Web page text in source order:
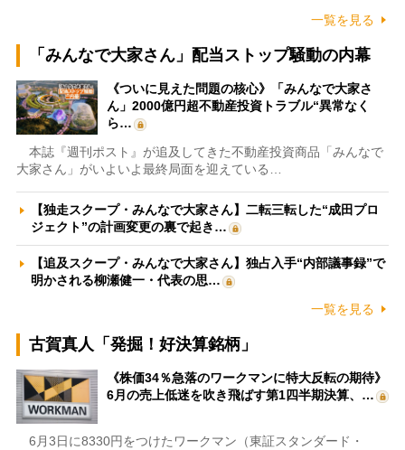
一覧を見る
「みんなで大家さん」配当ストップ騒動の内幕
《ついに見えた問題の核心》「みんなで大家さ
ん」2000億円超不動産投資トラブル“異常なく
ら…
本誌『週刊ポスト』が追及してきた不動産投資商品「みんなで
大家さん」がいよいよ最終局面を迎えている…
【独走スクープ・みんなで大家さん】二転三転した“成田プロ
ジェクト”の計画変更の裏で起き…
【追及スクープ・みんなで大家さん】独占入手“内部議事録”で
明かされる柳瀬健一・代表の思…
一覧を見る
古賀真人「発掘！好決算銘柄」
《株価34％急落のワークマンに特大反転の期待》
6月の売上低迷を吹き飛ばす第1四半期決算、…
6月3日に8330円をつけたワークマン（東証スタンダード・